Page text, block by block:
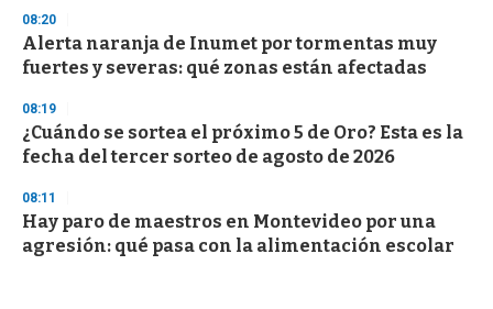
08:20
Alerta naranja de Inumet por tormentas muy
fuertes y severas: qué zonas están afectadas
08:19
¿Cuándo se sortea el próximo 5 de Oro? Esta es la
fecha del tercer sorteo de agosto de 2026
08:11
Hay paro de maestros en Montevideo por una
agresión: qué pasa con la alimentación escolar